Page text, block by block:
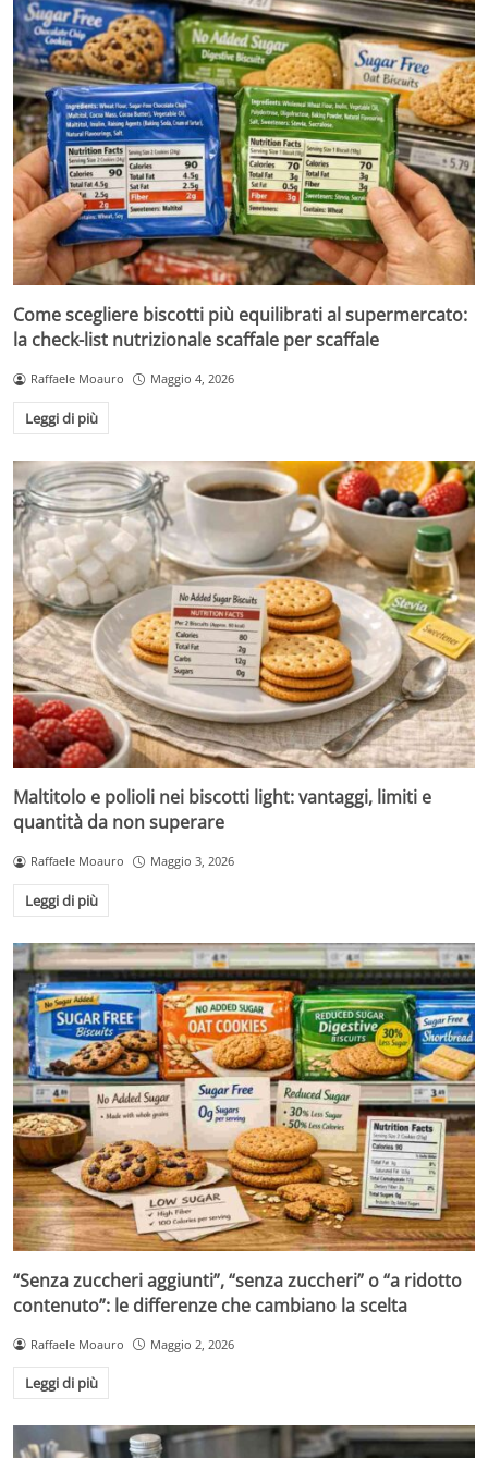
Come scegliere biscotti più equilibrati al supermercato:
la check-list nutrizionale scaffale per scaffale
Raffaele Moauro Maggio 4, 2026
Leggi di più
Maltitolo e polioli nei biscotti light: vantaggi, limiti e
quantità da non superare
Raffaele Moauro Maggio 3, 2026
Leggi di più
“Senza zuccheri aggiunti”, “senza zuccheri” o “a ridotto
contenuto”: le differenze che cambiano la scelta
Raffaele Moauro Maggio 2, 2026
Leggi di più